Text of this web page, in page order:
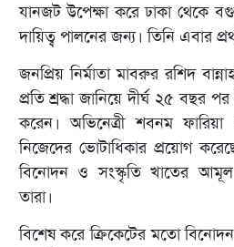
যানজট উপেক্ষা করে ঢাকা থেকে
দায়িত্ব পালনের জন্য। তিনি এবার
জনপ্রিয় নির্মাতা মাবরুর রশিদ
প্রতি শ্রদ্ধা জানিয়ে দীর্ঘ ২৫ বছর
করেন। অভিনেত্রী শবনম
নিজেদের ভোটাধিকার প্রয়োগ
বিনোদন ও সংস্কৃতি খাতের আমূল
তারা।
বিশেষ করে ক্রিকেটের মতো